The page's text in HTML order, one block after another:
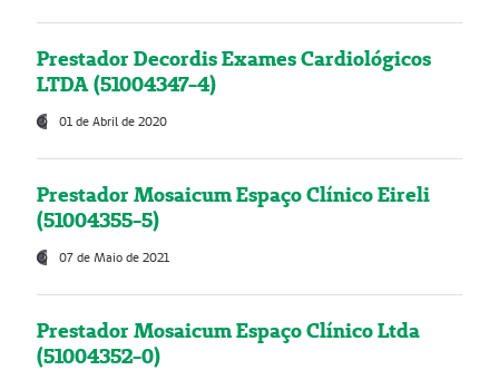
Prestador Decordis Exames Cardiológicos
LTDA (51004347-4)
01 de Abril de 2020
Prestador Mosaicum Espaço Clínico Eireli
(51004355-5)
07 de Maio de 2021
Prestador Mosaicum Espaço Clínico Ltda
(51004352-0)